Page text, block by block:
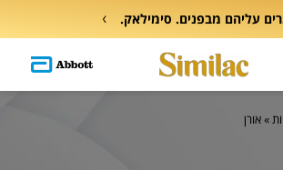
עליהם מבפנים. סימילאק.
»אורן